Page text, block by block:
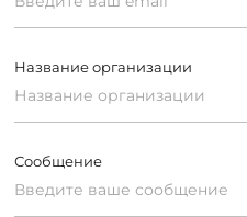
Название организации
Сообщение